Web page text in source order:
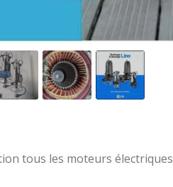
tous les moteurs électriques